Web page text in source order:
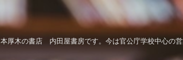
本厚木の書店 内田屋書房です。今は官公庁学校中心の営